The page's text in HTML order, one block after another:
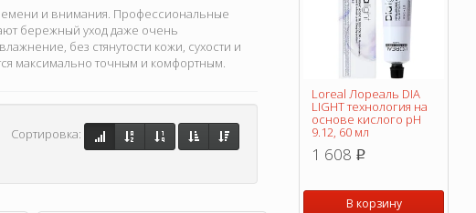
и внимания. Профессиональные
бережный уход даже очень
без стянутости кожи, сухости и
максимально точным и комфортным.
Сортировка:
Loreal Лореаль DIA
LIGHT технология на
основе кислого pH
9.12, 60 мл
1 608 p
В корзину